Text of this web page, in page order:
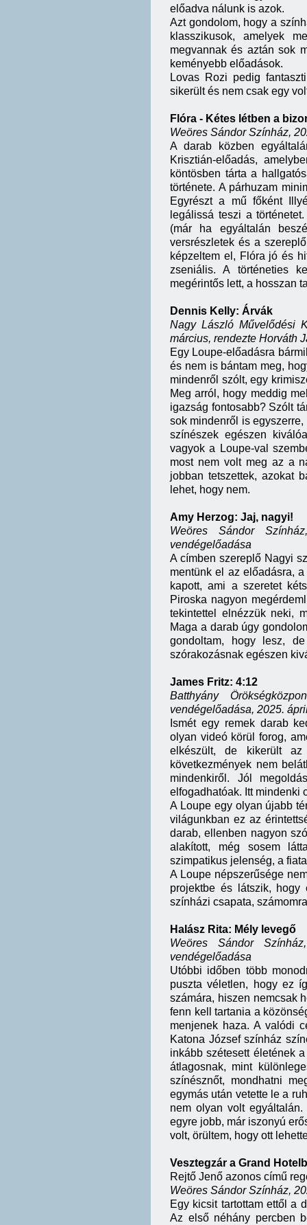
előadva nálunk is azok.
Azt gondolom, hogy a
klasszikusok, amelyek
megvannak és aztán sok
keményebb előadások.
Lovas Rozi pedig
sikerült és nem csak egy
Flóra - Kétes létben a
Weöres Sándor Színház,
A darab közben
Krisztián-előadás,
köntösben tárta a
története. A párhuzam
Egyrészt a mű főként
legálissá teszi a
(már ha egyáltalán
versrészletek és a
képzeltem el, Flóra jó és
zseniális. A történeties
megérintős lett, a hosszan
Dennis Kelly: Árvák
Nagy László Művelődési
március, rendezte Horváth
Egy Loupe-előadásra
és nem is bántam meg,
mindenről szólt, egy
Meg arról, hogy meddig
igazság fontosabb? Szólt
sok mindenről is
színészek egészen
vagyok a Loupe-val
most nem volt meg az a
jobban tetszettek, azokat
lehet, hogy nem.
Amy Herzog: Jaj, nagyi!
Weöres Sándor
vendégelőadása
A címben szereplő Nagyi
mentünk el az előadásra,
kapott, ami a szeretet
Piroska nagyon
tekintettel elnézzük neki,
Maga a darab úgy
gondoltam, hogy lesz,
szórakozásnak egészen
James Fritz: 4:12
Batthyány
vendégelőadása, 2025.
Ismét egy remek darab
olyan videó körül forog,
elkészült, de kikerült
következmények nem
mindenkiről. Jól
elfogadhatóak. Itt mindenki
A Loupe egy olyan újabb
világunkban ez az
darab, ellenben nagyon
alakított, még sosem
szimpatikus jelenség, a
A Loupe népszerűsége
projektbe és látszik, hogy
színházi csapata,
Halász Rita: Mély levegő
Weöres Sándor
vendégelőadása
Utóbbi időben több
puszta véletlen, hogy ez
számára, hiszen nemcsak
fenn kell tartania a
menjenek haza. A valódi
Katona József színház
inkább szétesett életének
átlagosnak, mint
színésznőt, mondhatni
egymás után vetette le a
nem olyan volt
egyre jobb, már iszonyú
volt, örültem, hogy ott
Vesztegzár a Grand
Rejtő Jenő azonos című
Weöres Sándor Színház,
Egy kicsit tartottam ettől a
Az első néhány percben